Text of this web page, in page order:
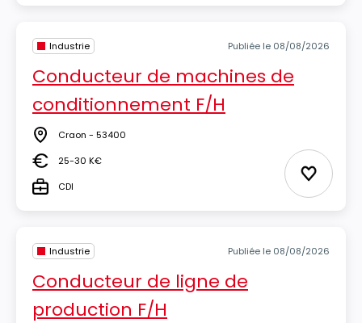
Industrie Publiée le 08/08/2026
Conducteur de machines de
conditionnement F/H
Lieu Craon - 53400
Salaire25-30 K€
TypeCDI Ajouter
Industrie Publiée le 08/08/2026
Conducteur de ligne de
production F/H